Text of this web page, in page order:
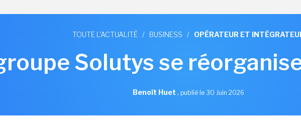
TOUTE L'ACTUALITÉ / BUSINESS / OPÉRATEUR ET
Solutys se
Benoît Huet , publié le 30 Juin 2026